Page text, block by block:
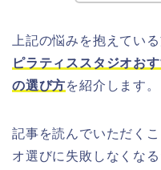
上記の悩みを抱えてい
ピラティススタジオお
の選び方を紹介します。
記事を読んでいただく
オ選びに失敗しなくな